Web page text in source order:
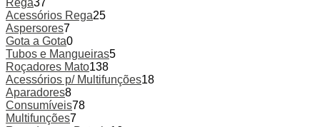
Rega37
Acessórios Rega25
Aspersores7
Gota a Gota0
Tubos e Mangueiras5
Roçadores Mato138
Acessórios p/ Multifunções18
Aparadores8
Consumíveis78
Multifunções7